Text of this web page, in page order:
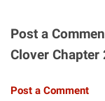
Post a
Clover Chapter
Post a Comment